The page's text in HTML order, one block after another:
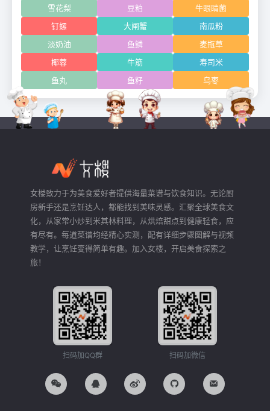
雪花梨
豆粕
牛眼睛菌
钉螺
大闸蟹
南瓜粉
淡奶油
鱼鳞
麦瓶草
椰蓉
牛筋
寿司米
鱼丸
鱼籽 乌枣
女楼致力于为美食爱好者提供海量菜谱与饮食知识。无论厨
房新手还是烹饪达人，都能找到美味灵感。汇聚全球美食文
化，从家常小炒到米其林料理，从烘焙甜点到健康轻食，应
有尽有。每道菜谱均经精心实测，配有详细步骤图解与视频
教学，让烹饪变得简单有趣。加入女楼，开启美食探索之
旅！
扫码加QQ群 扫码加微信